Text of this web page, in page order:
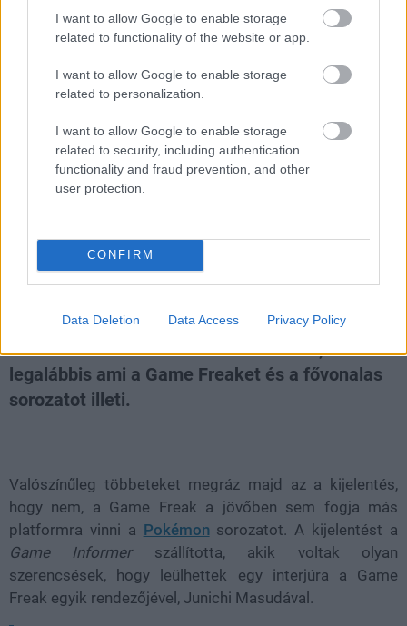
I want to allow Google to enable storage
related to functionality of the website or app.
I want to allow Google to enable storage
related to personalization.
I want to allow Google to enable storage
related to security, including authentication
functionality and fraud prevention, and other
user protection.
CONFIRM
Data Deletion Data Access Privacy Policy
Hozzászólások
Nem valószínű, hogy a Game
Freak valaha más platformra
viszi a Pokémon szériát
Hunter_GS|2017 szeptember 5. 15:00
Nem mennek mobilokra a Pokémonok,
legalábbis ami a Game Freaket és a fővonalas
sorozatot illeti.
Valószínűleg többeteket megráz majd az a kijelentés,
hogy nem, a Game Freak a jövőben sem fogja más
platformra vinni a Pokémonsorozatot. A kijelentést a
Game Informerszállította, akik voltak olyan
szerencsések, hogy leülhettek egy interjúra a Game
Freak egyik rendezőjével, Junichi Masudával.